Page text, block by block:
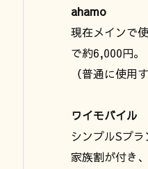
ahamo
現在メインで
で約6,000円。
（普通に使用
ワイモバイル
シンプルSプ
家族割が付き